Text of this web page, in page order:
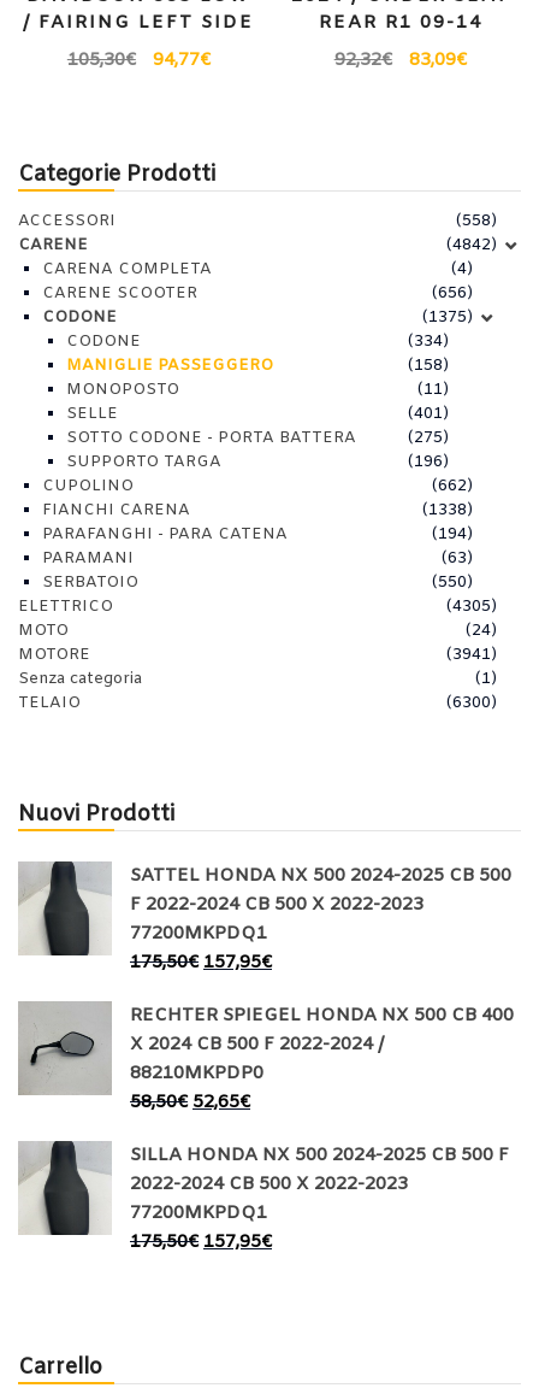
/ FAIRING LEFT SIDE
105,30€ 94,77€
REAR R1 09-14
92,32€ 83,09€
Categorie Prodotti
ACCESSORI
(558)
CARENE
(4842)
CARENA COMPLETA
(4)
CARENE SCOOTER
(656)
CODONE
(1375)
CODONE
(334)
MANIGLIE PASSEGGERO
(158)
MONOPOSTO
(11)
SELLE
(401)
SOTTO CODONE - PORTA BATTERA
(275)
SUPPORTO TARGA
(196)
CUPOLINO
(662)
FIANCHI CARENA
(1338)
PARAFANGHI - PARA CATENA
(194)
PARAMANI
(63)
SERBATOIO
(550)
ELETTRICO
(4305)
MOTO
(24)
MOTORE
(3941)
Senza categoria
(1)
TELAIO
(6300)
Nuovi Prodotti
SATTEL HONDA NX 500 2024-2025 CB 500
F 2022-2024 CB 500 X 2022-2023
77200MKPDQ1
175,50€ 157,95€
RECHTER SPIEGEL HONDA NX 500 CB 400
X 2024 CB 500 F 2022-2024 /
88210MKPDP0
58,50€ 52,65€
SILLA HONDA NX 500 2024-2025 CB 500 F
2022-2024 CB 500 X 2022-2023
77200MKPDQ1
175,50€ 157,95€
Carrello